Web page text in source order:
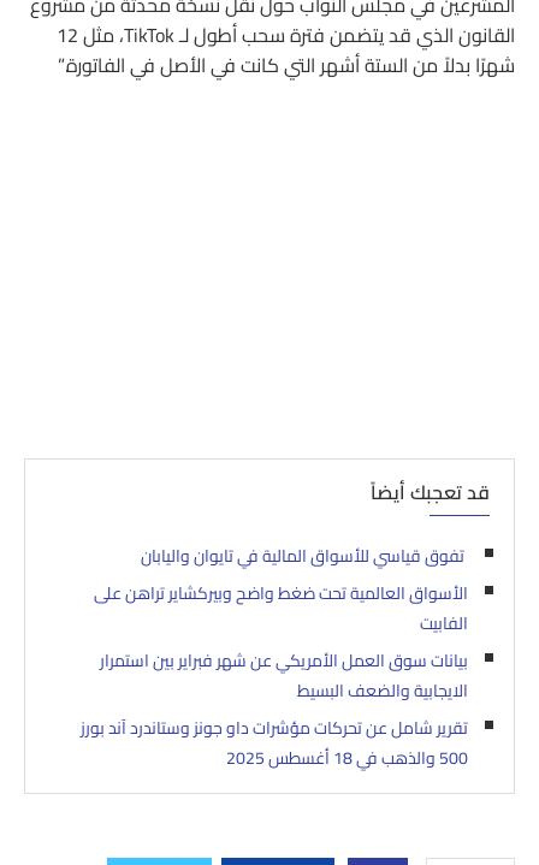
القانون الذي قد يتضمن فترة سحب أطول لـ TikTok، مثل 12
شهرًا بدلاً من الستة أشهر التي كانت في الأصل في الفاتورة.”
قد تعجبك أيضاً
تفوق قياسي للأسواق المالية في تايوان واليابان
الأسواق العالمية تحت ضغط واضح وبيركشاير تراهن على
الفابيت
بيانات سوق العمل الأمريكي عن شهر فبراير بين استمرار
الايجابية والضعف البسيط
تقرير شامل عن تحركات مؤشرات داو جونز وستاندرد آند بورز
500 والذهب في 18 أغسطس 2025